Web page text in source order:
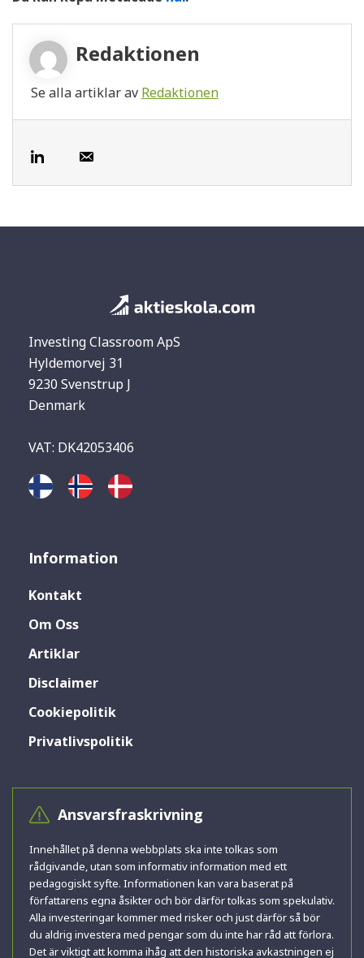
Redaktionen
Se alla artiklar av Redaktionen
Investing Classroom ApS
Hyldemorvej 31
9230 Svenstrup J
Denmark
VAT: DK42053406
Information
Kontakt
Om Oss
Artiklar
Disclaimer
Cookiepolitik
Privatlivspolitik
Ansvarsfraskrivning
Innehållet på denna webbplats ska inte tolkas som
rådgivande, utan som informativ information med ett
pedagogiskt syfte. Informationen kan vara baserat på
författarens egna åsikter och bör därför tolkas som spekulativ.
Alla investeringar kommer med risker och just därför så bör
du aldrig investera med pengar som du inte har råd att förlora.
Det är viktigt att komma ihåg att den historiska avkastningen ej